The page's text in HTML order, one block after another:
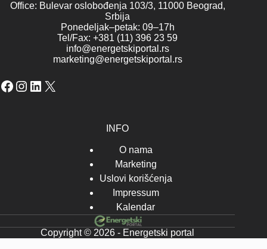
Office: Bulevar oslobođenja 103/3, 11000 Beograd,
Srbija
Ponedeljak–petak: 09–17h
Tel/Fax: +381 (11) 396 23 59
info@energetskiportal.rs
marketing@energetskiportal.rs
Facebook
Instagram
LinkedIn
X
INFO
O nama
Marketing
Uslovi korišćenja
Impressum
Kalendar
Copyright © 2026 - Energetski portal